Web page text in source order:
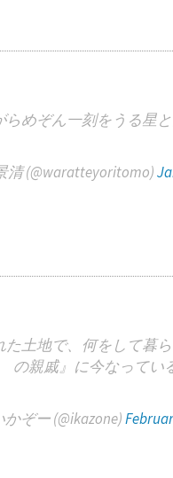
めぞん一刻をうる星
清 (@waratteyoritomo)
土地で、何をして暮
の親戚』に今なってい
ぞー (@ikazone)